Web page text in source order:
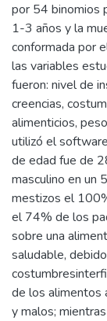
por 54 binomios
1-3 años y la
conformada por
las variables
fueron: nivel de
creencias,
alimenticios,
utilizó el
de edad fue de
masculino en un
mestizos el
el 74% de los
sobre una
saludable,
de los alimentos
y malos;